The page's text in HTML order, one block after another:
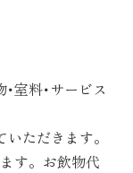
室料･サービス
ただきます。
す。お飲物代